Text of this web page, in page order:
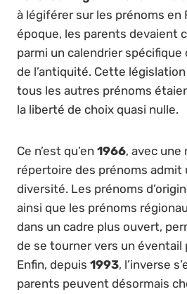
à légiférer sur les prénoms en
époque, les parents devaient
parmi un calendrier spécifique
de l’antiquité. Cette
tous les autres prénoms
la liberté de choix quasi nulle.
Ce n’est qu’en 1966, avec une
répertoire des prénoms admit
diversité. Les prénoms
ainsi que les prénoms
dans un cadre plus ouvert,
de se tourner vers un éventail
Enfin, depuis 1993, l’inverse
parents peuvent désormais